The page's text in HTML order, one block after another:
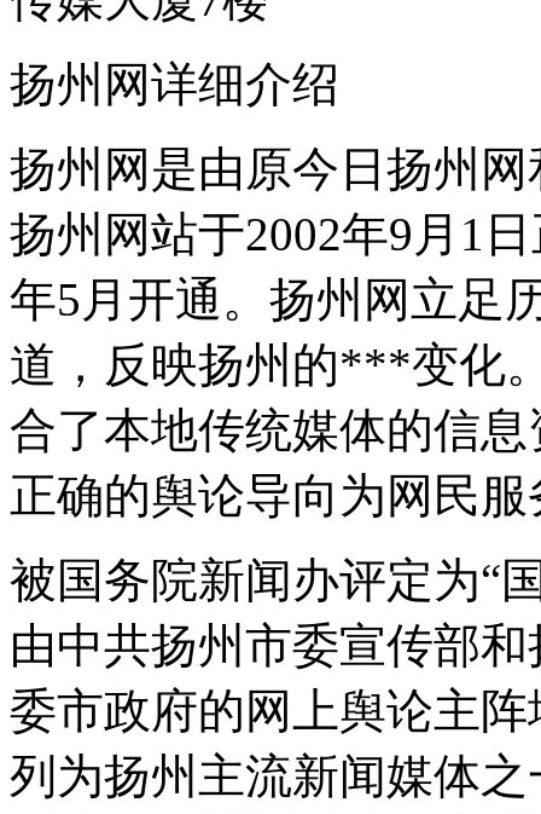
扬州网详细介绍
扬州网是由原今日扬州
扬州网站于2002年9月1
年5月开通。扬州网立足
道，反映扬州的***变化
合了本地传统媒体的信
正确的舆论导向为网民服
被国务院新闻办评定为“
由中共扬州市委宣传部
委市政府的网上舆论主
列为扬州主流新闻媒体